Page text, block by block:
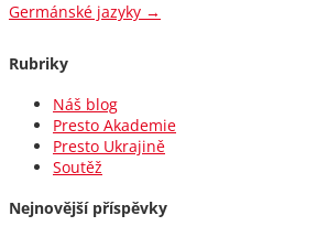
Germánské jazyky →
Rubriky
Náš blog
Presto Akademie
Presto Ukrajině
Soutěž
Nejnovější příspěvky